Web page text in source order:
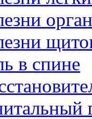
в спине